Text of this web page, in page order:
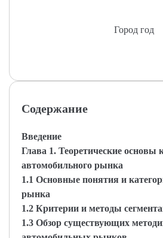
Город год
Содержание
Введение
Глава 1. Теоретические основы
автомобильного рынка
1.1 Основные понятия и
рынка
1.2 Критерии и методы
1.3 Обзор существующих